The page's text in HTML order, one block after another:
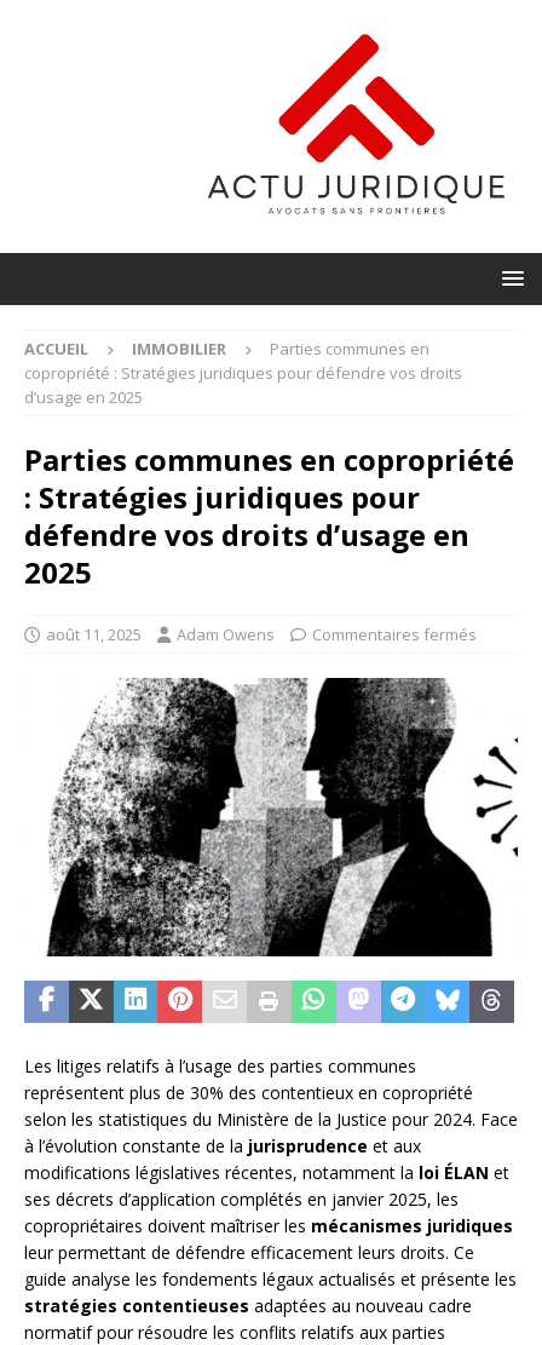
ACCUEIL IMMOBILIER
Parties communes en
copropriété : Stratégies juridiques pour défendre vos droits
d’usage en 2025
Parties communes en copropriété
: Stratégies juridiques pour
défendre vos droits d’usage en
2025
août 11, 2025 Adam Owens Commentaires fermés
Les litiges relatifs à l’usage des parties communes
représentent plus de 30% des contentieux en copropriété
selon les statistiques du Ministère de la Justice pour 2024. Face
à l’évolution constante de la jurisprudence et aux
modifications législatives récentes, notamment la loi ÉLAN et
ses décrets d’application complétés en janvier 2025, les
copropriétaires doivent maîtriser les mécanismes juridiques
leur permettant de défendre efficacement leurs droits. Ce
guide analyse les fondements légaux actualisés et présente les
stratégies contentieuses adaptées au nouveau cadre
normatif pour résoudre les conflits relatifs aux parties